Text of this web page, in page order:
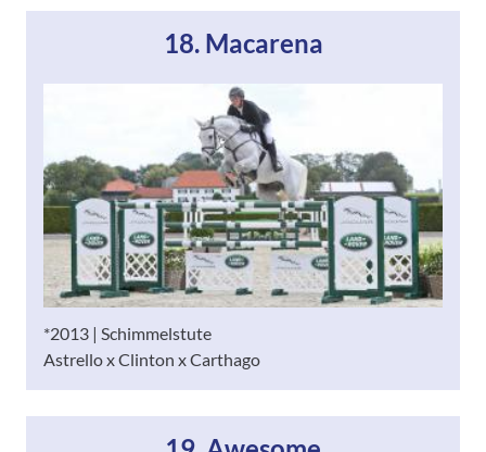
18. Macarena
*2013 | Schimmelstute
Astrello x Clinton x Carthago